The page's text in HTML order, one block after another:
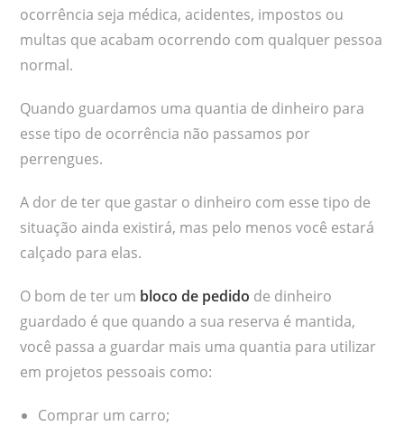
ocorrência seja médica, acidentes, impostos ou
multas que acabam ocorrendo com qualquer pessoa
normal.
Quando guardamos uma quantia de dinheiro para
esse tipo de ocorrência não passamos por
perrengues.
A dor de ter que gastar o dinheiro com esse tipo de
situação ainda existirá, mas pelo menos você estará
calçado para elas.
O bom de ter um bloco de pedido de dinheiro
guardado é que quando a sua reserva é mantida,
você passa a guardar mais uma quantia para utilizar
em projetos pessoais como:
Comprar um carro;